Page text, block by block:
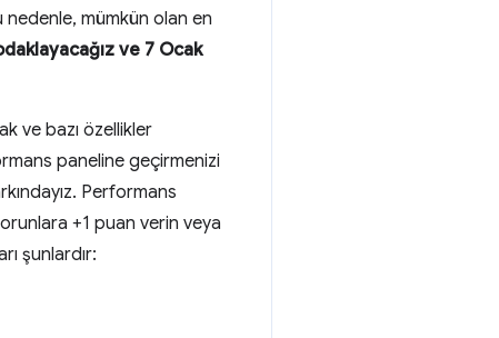
nedenle, mümkün olan en
ve 7 Ocak
ve bazı özellikler
paneline geçirmenizi
Performans
+1 puan verin veya
şunlardır: